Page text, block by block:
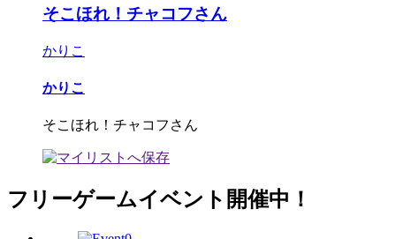
そこほれ！チャコフさん
かりこ
かりこ
そこほれ！チャコフさん
フリーゲームイベント開催中！